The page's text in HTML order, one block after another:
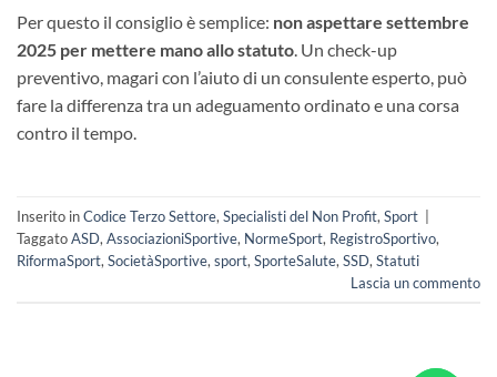
Per questo il consiglio è semplice: non aspettare settembre
2025 per mettere mano allo statuto. Un check-up
preventivo, magari con l’aiuto di un consulente esperto, può
fare la differenza tra un adeguamento ordinato e una corsa
contro il tempo.
Inserito inCodice Terzo Settore, Specialisti del Non Profit, Sport
TaggatoASD, AssociazioniSportive, NormeSport, RegistroSportivo,
RiformaSport, SocietàSportive, sport, SporteSalute, SSD, Statuti
Lascia un commento